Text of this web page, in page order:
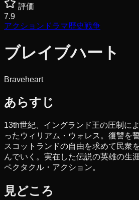
評価
7.9
アクション ドラマ歴史戦争
ブレイブハート
Braveheart
あらすじ
13th世紀、イングランド王の圧制に
ったウィリアム・ウォレス。復讐を
スコットランドの自由を求めて民衆
んでいく。実在した伝説の英雄の生
ペクタクル・アクション。
見どころ